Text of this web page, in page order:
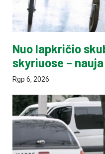
Nuo lapkričio
skyriuose –
Rgp 6, 2026